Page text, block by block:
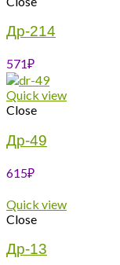
Др-214
571₽
Quick view
Close
Др-49
615₽
Quick view
Close
Др-13